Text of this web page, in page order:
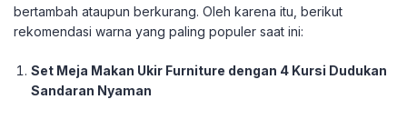
bertambah ataupun berkurang. Oleh karena itu, berikut
rekomendasi warna yang paling populer saat ini:
Set Meja Makan Ukir Furniture dengan 4 Kursi Dudukan
Sandaran Nyaman